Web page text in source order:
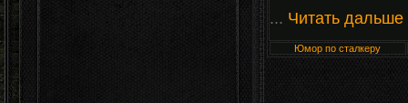
... Читать дальше
Юмор по сталкеру